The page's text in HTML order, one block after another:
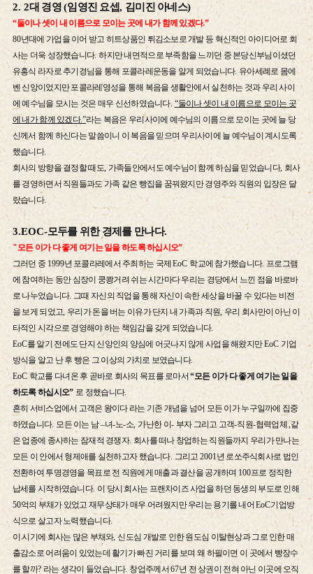
2. 2대 경영(임영진 요셉, 김미진 아네스)
“둘이나 셋이 내 이름으로 모이는 곳에 내가 함께 있겠다.”
80년대에 가업을 이어 받고 히트상품인 튀김소보로 개발 등 혁신적인 아이디어로 회
사는 더욱 성장했습니다.하지만 내면적으로 부족함을 느끼던 중 본당신부님이셨던
유흥식 라자로 추기경님을 통해 포콜라레운동을 알게 되었습니다. 유아세례로 몸에
벤 신앙이었지만 포콜라레영성을 통해 복음을 생활안에서 실천하는 것과 우리 사이
에 예수님을 모시는 것은 매우 신선하였습니다. “둘이나 셋이 내 이름으로 모이는 곳
에 내가 함께 있겠다.”라는 복음은 우리사이에 예수님의 이름으로 모이는 곳에 늘 당
신께서 함께 하신다는 말씀이니 이 복음을 믿으며 우리사이에 늘 예수님이 계시도록
했습니다.
회사의 방향을 결정할 때도, 가족들안에서도 예수님이 함께 하심을 믿었습니다, 회사
를 경영하면서 직원들과도 가족 같은 빵집을 꿈꿔왔지만 경영주와 직원의 입장은 달
랐습니다.
3.EOC-모두를 위한 경제를 만나다.
"모든 이가 다 좋게 여기는 일을 하도록 하십시오”
그러던 중 1999년 포콜라레에서 주최하는 국제EoC 학교에 참가했습니다. 프로그램
에 참여하는 동안 심장이 쿵쾅거려 쉬는 시간마다 우리는 경당에서 느낀 점을 바로바
로 나누었습니다. 그때 자신의 직업을 통해 자신이 속한 세상을 바꿀 수 있다는 비전
을 보게 되었고, 우리가 돈을 버는 이유가 단지 내 가족과 직원,우리 회사만이 아닌 이
타적인 시각으로 경영해야 하는 책임감을 갖게 되었습니다.
EoC를 알기 전에도 단지 신앙인의 양심에 어긋나지 않게 사업을 해왔지만EoC 기업
방식을 알고 난 후 빵은 그 이상의 가치로 보였습니다.
EoC학교를 다녀온 후 곧바로 회사의 목표를 로마서“모든 이가 다 좋게 여기는 일을
하도록 하십시오” 로 정했습니다.
흔히 서비스업에서 고객은 왕이다 라는 기존 개념을 넘어 모든 이가 누구일까에 집중
하였습니다. 모든 이는 남–녀-노-소, 가난한 이- 부자 그리고 고객-직원-협력업체,같
은 업종에 종사하는 잠재적 경쟁자. 회사를 떠나 창업하는 직원들까지 우리가 만나는
모든 이 안에서 형제애를 실천하고자 했습니다. 그리고 2001년 로쏘주식회사로 법인
전환하여 투명경영을 목표로 전 직원에게 매출과 결산을 공개하며 100프로 정직한
납세를 시작하였습니다. 이 당시 회사는 프랜차이즈 사업을 하던 동생의 부도로 인해
50억의 부채가 있었고 재무상태가 매우 어려웠지만 우리는 용기를 내어EoC기업방
식으로 살고자 노력했습니다.
이 시기에 회사는 많은 부채와,신도심 개발로 인한 원도심 이탈현상과 그로 인한 매
출감소로 어려움이 있었는데 활기가 빠진 거리를 보며 왜 하필이면 이 곳에서 빵장수
를 할까? 라는 생각이 들었습니다. 창업주께서67년 전 상권이 전혀 아닌 이곳에 오직